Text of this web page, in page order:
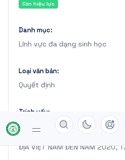
Còn hiệu lực
Danh mục:
Lĩnh vực đa dạng sinh học
Loại văn bản:
Quyết định
Trích yếu:
PHÊ DUYỆT CHIẾN LƯỢC QUẢN
DỤNG, KHU BẢO TỒN BIỂN, KHU
ĐỊA VIỆT NAM ĐẾN NĂM 2020,